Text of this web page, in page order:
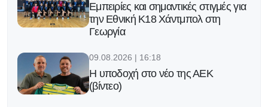
Εμπειρίες και σημαντικές στιγμές για
την Εθνική Κ18 Χάντμπολ στη
Γεωργία
09.08.2026 | 16:18
Η υποδοχή στο νέο της ΑΕΚ
(βίντεο)